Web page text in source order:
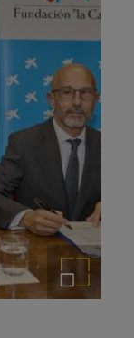
Ampliar imagen